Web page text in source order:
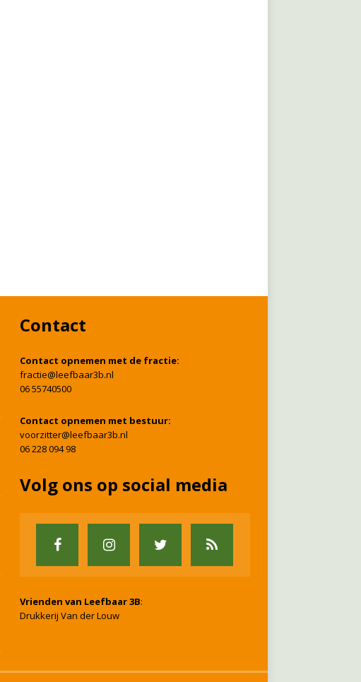
Contact
Contact opnemen met de fractie:
fractie@leefbaar3b.nl
06 55740500
Contact opnemen met bestuur:
voorzitter@leefbaar3b.nl
06 228 094 98
Volg ons op social media
Vrienden van Leefbaar 3B:
Drukkerij Van der Louw